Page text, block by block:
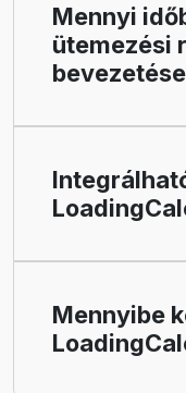
Mennyi
ütemezési
Mennyibe